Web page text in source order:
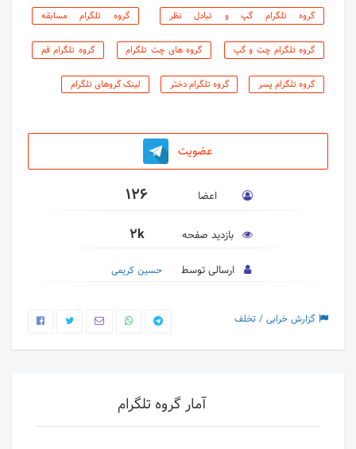
گروه تلگرام گپ و تبادل نظر گروه تلگرام مسابقه
گروه تلگرام چت و گپ گروه های چت تلگرام گروه تلگرام قم
گروه تلگرام پسر گروه تلگرام دختر لینک گروهای تلگرام
عضویت
اعضا 126
بازدید صفحه 2k
ارسالی توسط حسین‌ کریمی
گزارش خرابی / تخلف
آمار گروه تلگرام